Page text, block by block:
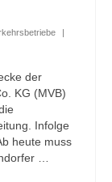
der
KG (MVB)
Infolge
heute muss
…